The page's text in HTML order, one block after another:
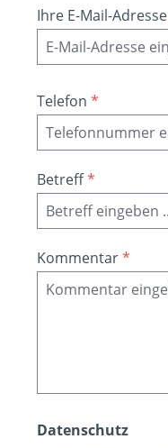
Ihre E-Mail-Adresse
Telefon *
Betreff*
Kommentar*
Datenschutz